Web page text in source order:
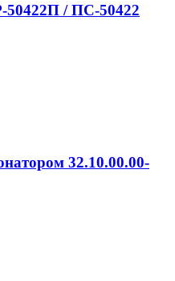
50422П / ПС-50422
32.10.00.00-